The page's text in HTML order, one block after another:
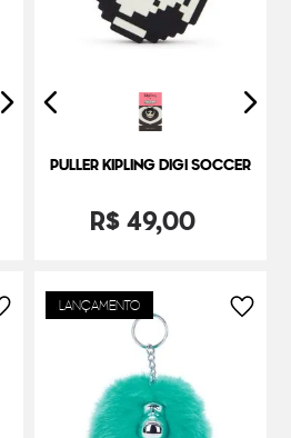
PULLER KIPLING DIGI SOCCER
R$49,00
LANÇAMENTO